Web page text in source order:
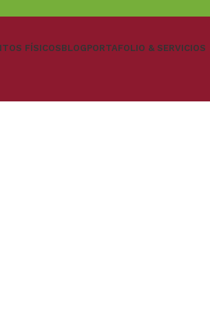
FÍSICOSBLOGPORTAFOLIO & SERVICIOS